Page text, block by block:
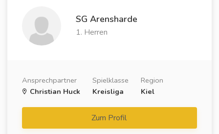
SG Arensharde
1. Herren
Ansprechpartner
Christian Huck
Spielklasse
Kreisliga
Region
Kiel
Zum Profil